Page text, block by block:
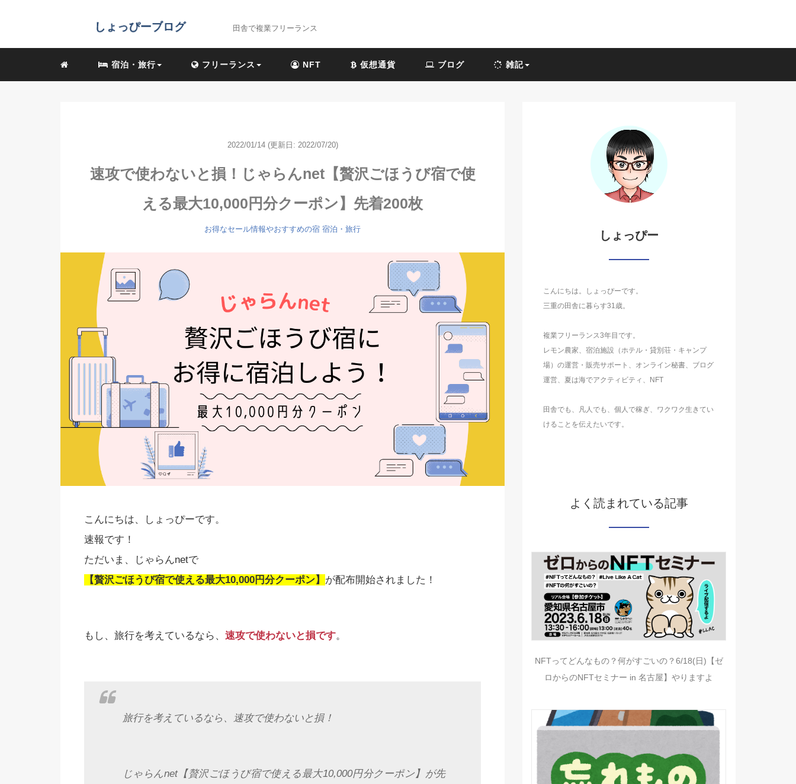
田舎で複業フリーランス
宿泊・旅行 フリーランス NFT 仮想通貨 ブログ 雑記
2022/01/14 (更新日: 2022/07/20)
速攻で使わないと損！じゃらんnet【贅沢ごほうび宿で使
える最大10,000円分クーポン】先着200枚
お得なセール情報やおすすめの宿 宿泊・旅行
こんにちは、しょっぴーです。
速報です！
ただいま、じゃらんnetで
【贅沢ごほうび宿で使える最大10,000円分クーポン】 が配布開始されました！
もし、旅行を考えているなら、 速攻で使わないと損です。
旅行を考えているなら、速攻で使わないと損！
じゃらんnet【贅沢ごほうび宿で使える最大10,000円分クーポン】が先
しょっぴー
こんにちは。しょっぴーです。
三重の田舎に暮らす31歳。
複業フリーランス3年目です。
レモン農家、宿泊施設（ホテル・貸別荘・キャンプ
場）の運営・販売サポート、オンライン秘書、ブログ
運営、夏は海でアクティビティ、NFT
田舎でも、凡人でも、個人で稼ぎ、ワクワク生きてい
けることを伝えたいです。
よく読まれている記事
NFTってどんなもの？何がすごいの？6/18(日)【ゼ
ロからのNFTセミナー in 名古屋】やりますよ